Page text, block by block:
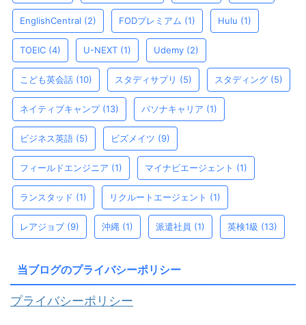
EnglishCentral (2) FODプレミアム (1) Hulu (1)
TOEIC (4) U-NEXT (1) Udemy (2)
こども英会話 (10) スタディサプリ (5) スタディング (5)
ネイティブキャンプ(13) パソナキャリア (1)
ビジネス英語 (5) ビズメイツ (9)
フィールドエンジニア (1) マイナビエージェント (1)
ランスタッド (1) リクルートエージェント (1)
レアジョブ (9) 沖縄 (1) 派遣社員 (1) 英検1級 (13)
当ブログのプライバシーポリシー
プライバシーポリシー